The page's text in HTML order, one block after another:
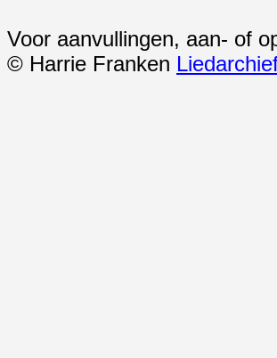
Voor aanvullingen, aan- of
© Harrie Franken